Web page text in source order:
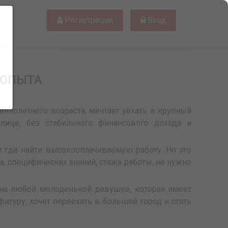
Регистрация Вход
возраста, мечтает уехать в крупный
без стабильного финансового дохода и
найти высокооплачиваемую работу. Но это
специфических знаний, стажа работы, не нужно
любой молоденькой девушке, которая имеет
хочет переехать в большой город и стать